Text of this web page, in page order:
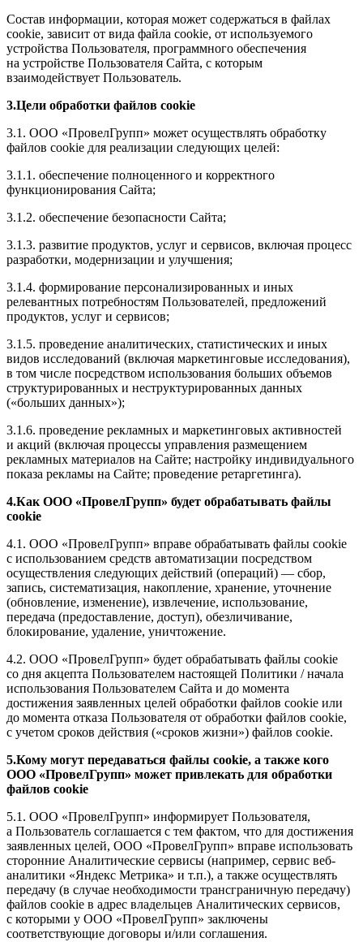
Состав информации, которая может содержаться в файлах
cookie, зависит от вида файла cookie, от используемого
устройства Пользователя, программного обеспечения
на устройстве Пользователя Сайта, с которым
взаимодействует Пользователь.
3.Цели обработки файлов cookie
3.1. ООО «ПровелГрупп» может осуществлять обработку
файлов cookie для реализации следующих целей:
3.1.1. обеспечение полноценного и корректного
функционирования Сайта;
3.1.2. обеспечение безопасности Сайта;
3.1.3. развитие продуктов, услуг и сервисов, включая процесс
разработки, модернизации и улучшения;
3.1.4. формирование персонализированных и иных
релевантных потребностям Пользователей, предложений
продуктов, услуг и сервисов;
3.1.5. проведение аналитических, статистических и иных
видов исследований (включая маркетинговые исследования),
в том числе посредством использования больших объемов
структурированных и неструктурированных данных
(«больших данных»);
3.1.6. проведение рекламных и маркетинговых активностей
и акций (включая процессы управления размещением
рекламных материалов на Сайте; настройку индивидуального
показа рекламы на Сайте; проведение ретаргетинга).
4.Как ООО «ПровелГрупп» будет обрабатывать файлы
cookie
4.1. ООО «ПровелГрупп» вправе обрабатывать файлы cookie
с использованием средств автоматизации посредством
осуществления следующих действий (операций) — сбор,
запись, систематизация, накопление, хранение, уточнение
(обновление, изменение), извлечение, использование,
передача (предоставление, доступ), обезличивание,
блокирование, удаление, уничтожение.
4.2. ООО «ПровелГрупп» будет обрабатывать файлы cookie
со дня акцепта Пользователем настоящей Политики / начала
использования Пользователем Сайта и до момента
достижения заявленных целей обработки файлов cookie или
до момента отказа Пользователя от обработки файлов cookie,
с учетом сроков действия («сроков жизни») файлов cookie.
5.Кому могут передаваться файлы cookie, а также кого
ООО «ПровелГрупп» может привлекать для обработки
файлов cookie
5.1. ООО «ПровелГрупп» информирует Пользователя,
а Пользователь соглашается с тем фактом, что для достижения
заявленных целей, ООО «ПровелГрупп» вправе использовать
сторонние Аналитические сервисы (например, сервис веб-
аналитики «Яндекс Метрика» и т.п.), а также осуществлять
передачу (в случае необходимости трансграничную передачу)
файлов cookie в адрес владельцев Аналитических сервисов,
с которыми у ООО «ПровелГрупп» заключены
соответствующие договоры и/или соглашения.